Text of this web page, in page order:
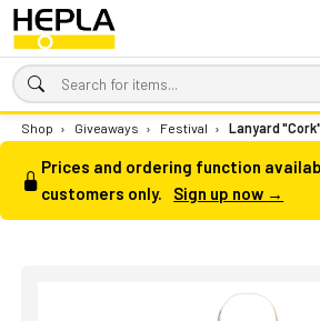
Shop › Giveaways › Festival › Lanyard
Prices and ordering function
customers only.
Sign up now →